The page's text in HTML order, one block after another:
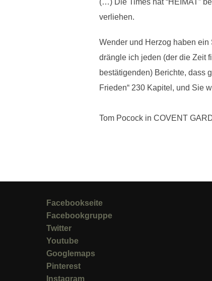
(…) Die Times hat “HEIMAT”
verliehen.
Wender und Herzog haben
drängle ich jeden (der die Zeit
bestätigenden) Berichte, dass
Frieden“ 230 Kapitel, und Sie
Tom Pocock in COVENT
Facebookseite
Facebookgruppe
Twitter
Youtube
Googlemaps
Pinterest
Instagram